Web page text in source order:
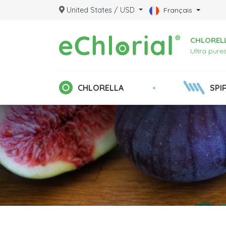
United States / USD Français
Ultra
CHLORELLA •